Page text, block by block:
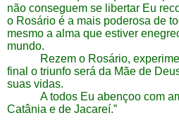
não conseguem se libertar Eu
o Rosário é a mais poderosa de
mesmo a alma que estiver
mundo.
Rezem o Rosário,
final o triunfo será da Mãe de
suas vidas.
A todos Eu abençoo com
Catânia e de Jacareí.”